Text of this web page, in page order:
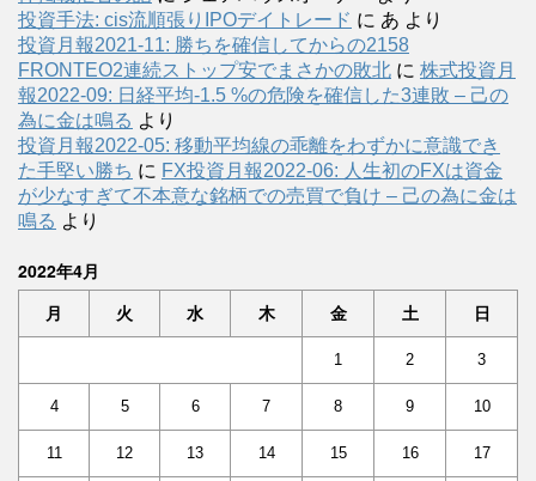
投資手法: cis流順張りIPOデイトレード に あ より
投資月報2021-11: 勝ちを確信してからの2158
FRONTEO2連続ストップ安でまさかの敗北 に 株式投資月
報2022-09: 日経平均-1.5 %の危険を確信した3連敗 – 己の
為に金は鳴る より
投資月報2022-05: 移動平均線の乖離をわずかに意識でき
た手堅い勝ち に FX投資月報2022-06: 人生初のFXは資金
が少なすぎて不本意な銘柄での売買で負け – 己の為に金は
鳴る より
2022年4月
月 火 水 木 金 土 日
1 2 3
4 5 6 7 8 9 10
11 12 13 14 15 16 17